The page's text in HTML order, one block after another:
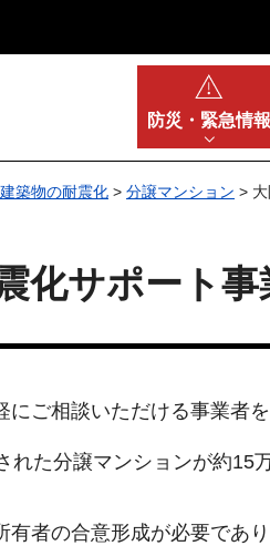
防災・ 緊急情報
築物の耐震化 > 分譲マンション >
化サポート
ご相談いただける事業者を
た分譲マンションが約
者の合意形成が必要であ